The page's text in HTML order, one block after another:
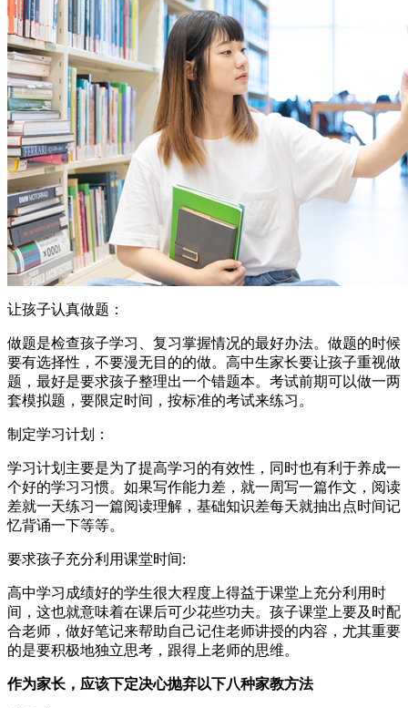
让孩子认真做题：
做题是检查孩子学习、复习掌握情况的最好办法。做题的时候
要有选择性，不要漫无目的的做。高中生家长要让孩子重视做
题，最好是要求孩子整理出一个错题本。考试前期可以做一两
套模拟题，要限定时间，按标准的考试来练习。
制定学习计划：
学习计划主要是为了提高学习的有效性，同时也有利于养成一
个好的学习习惯。如果写作能力差，就一周写一篇作文，阅读
差就一天练习一篇阅读理解，基础知识差每天就抽出点时间记
忆背诵一下等等。
要求孩子充分利用课堂时间:
高中学习成绩好的学生很大程度上得益于课堂上充分利用时
间，这也就意味着在课后可少花些功夫。孩子课堂上要及时配
合老师，做好笔记来帮助自己记住老师讲授的内容，尤其重要
的是要积极地独立思考，跟得上老师的思维。
作为家长，应该下定决心抛弃以下八种家教方法